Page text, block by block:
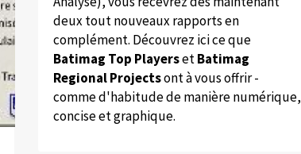
deux tout nouveaux rapports en
complément. Découvrez ici ce que
Batimag Top PlayersetBatimag
Regional Projectsont à vous offrir -
comme d'habitude de manière numérique,
concise et graphique.